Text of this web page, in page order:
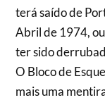
terá saído de
Abril de 1974,
ter sido
O Bloco de
mais uma